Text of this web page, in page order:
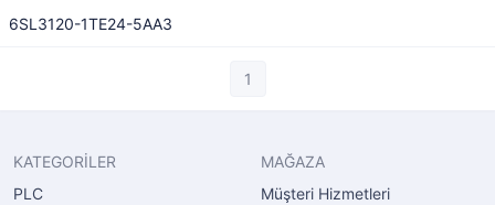
6SL3120-1TE24-5AA3
1
KATEGORİLER
PLC
MAĞAZA
Müşteri Hizmetleri